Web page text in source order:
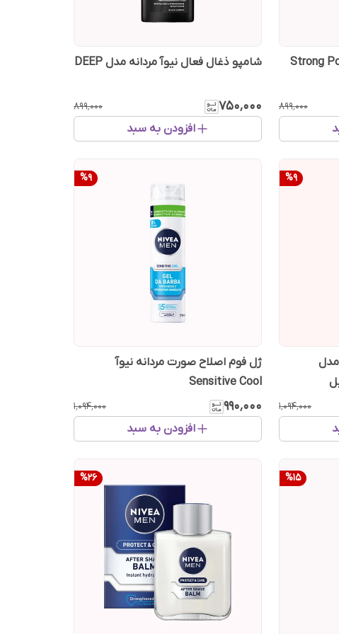
۸۹۹٬۰۰۰
شامپو ذغال فعال نیوآ مردانه مدل DEEP
۷۵۰٬۰۰۰ ۸۹۹٬۰۰۰
افزودن به سبد
%9
ژل اصلاح مردانه نیوآ Nivea مدل
۱٬۰۹۴٬۰۰۰
%9
ژل فوم اصلاح صورت مردانه نیوآ
Sensitive Cool
۹۹۰٬۰۰۰ ۱٬۰۹۴٬۰۰۰
افزودن به سبد
%15
%26